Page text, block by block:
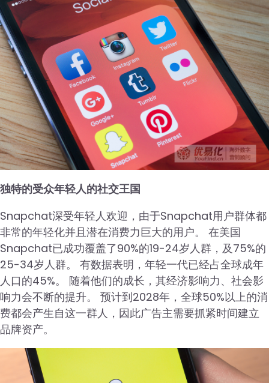
独特的受众年轻人的社交王国
Snapchat深受年轻人欢迎，由于Snapchat用户群体都
非常的年轻化并且潜在消费力巨大的用户。 在美国
Snapchat已成功覆盖了90%的19-24岁人群，及75%的
25-34岁人群。 有数据表明，年轻一代已经占全球成年
人口的45%。 随着他们的成长，其经济影响力、社会影
响力会不断的提升。 预计到2028年，全球50%以上的消
费都会产生自这一群人，因此广告主需要抓紧时间建立
品牌资产。